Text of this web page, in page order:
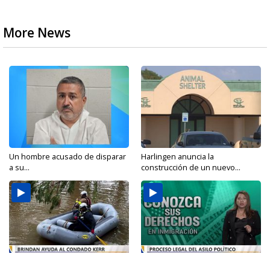
More News
Un hombre acusado de disparar
a su...
Harlingen anuncia la
construcción de un nuevo...